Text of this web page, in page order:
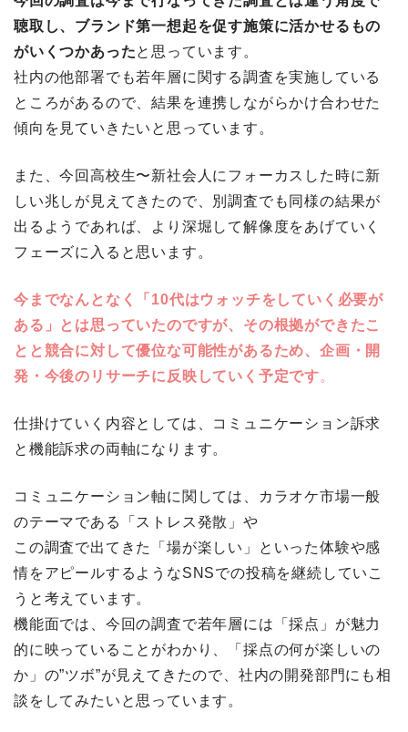
聴取し、ブランド第一想起を促す施策に活かせるもの
がいくつかあったと思っています。
社内の他部署でも若年層に関する調査を実施している
ところがあるので、結果を連携しながらかけ合わせた
傾向を見ていきたいと思っています。
また、今回高校生〜新社会人にフォーカスした時に新
しい兆しが見えてきたので、別調査でも同様の結果が
出るようであれば、より深堀して解像度をあげていく
フェーズに入ると思います。
今までなんとなく「10代はウォッチをしていく必要が
ある」とは思っていたのですが、その根拠ができたこ
とと競合に対して優位な可能性があるため、企画・開
発・今後のリサーチに反映していく予定です。
仕掛けていく内容としては、コミュニケーション訴求
と機能訴求の両軸になります。
コミュニケーション軸に関しては、カラオケ市場一般
のテーマである「ストレス発散」や
この調査で出てきた「場が楽しい」といった体験や感
情をアピールするようなSNSでの投稿を継続していこ
うと考えています。
機能面では、今回の調査で若年層には「採点」が魅力
的に映っていることがわかり、「採点の何が楽しいの
か」の”ツボ”が見えてきたので、社内の開発部門にも相
談をしてみたいと思っています。